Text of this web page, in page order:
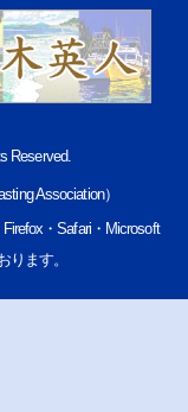
Reserved.
Association）
・Safari・Microsoft
ります。